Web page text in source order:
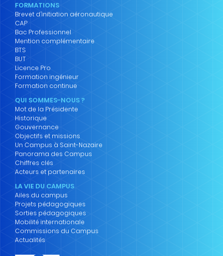
FORMATIONS
Brevet d’initiation aéronautique
CAP
Bac Professionnel
Mention complémentaire
BTS
BUT
Licence Pro
Formation ingénieur
Formation continue
QUI SOMMES-NOUS ?
Mot de la Présidente
Historique
Gouvernance
Objectifs et missions
Un Campus à Saint-Nazaire
Panorama des Campus
Chiffres clés
Acteurs et partenaires
LA VIE DU CAMPUS
Ailes du campus
Projets pédagogiques
Sorties pédagogiques
Mobilité internationale
Commissions du Campus
Actualités